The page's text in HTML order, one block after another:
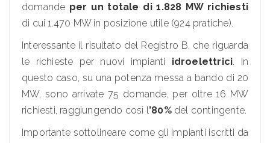
domande per un totale di 1.828 MW richiesti
di cui 1.470 MW in posizione utile (924 pratiche).
Interessante il risultato del Registro B, che riguarda
le richieste per nuovi impianti idroelettrici. In
questo caso, su una potenza messa a bando di 20
MW, sono arrivate 75 domande, per oltre 16 MW
richiesti, raggiungendo così l’80%del contingente.
Importante sottolineare come gli impianti iscritti da